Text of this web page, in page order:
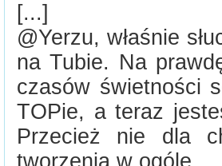
[...]
@Yerzu, właśnie
na Tubie. Na
czasów świetności
TOPie, a teraz
Przecież nie dla
tworzenia w ogóle.